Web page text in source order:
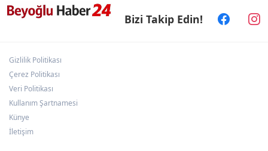
Kütahya'da Yedigöller Metehan Destek
Konserleri start aldı
Bizi Takip Edin!
Gizlilik Politikası
Çerez Politikası
Veri Politikası
Kullanım Şartnamesi
Künye
İletişim